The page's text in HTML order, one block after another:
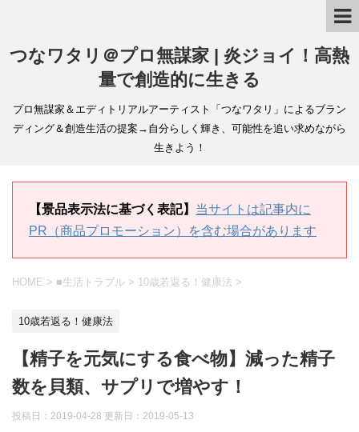
つなワタリ＠プロ無謀家 | 炎ジョイ！高熱
量で創造的に生きる
プロ無謀家＆エディトリアルアーティスト「つなワタリ」によるブラン
ディング＆創造生活の提案→自分らしく輝き、可能性を追い求めながら
生きよう！
【景品表示法に基づく表記】 当サイトは記事内に
PR（商品プロモーション）を含む場合があります
HOME > ■生活トラブル > 10歳若返る！健康法 >
10歳若返る！健康法
【精子を元気にする食べ物】減った精子
数を貝類、サプリで増やす！
投稿日：2019-04-28 更新日： 2019-05-13